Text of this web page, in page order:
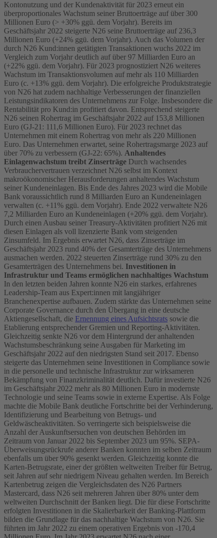
Kontonutzung und der Kundenaktivität für 2023 erneut ein
überproportionales Wachstum seiner Bruttoerträge auf über 300
Millionen Euro (> +30% ggü. dem Vorjahr). Bereits im
Geschäftsjahr 2022 steigerte N26 seine Bruttoerträge auf 236,3
Millionen Euro (+24% ggü. dem Vorjahr). Auch das Volumen der
durch N26 Kund:innen getätigten Transaktionen wuchs 2022 im
Vergleich zum Vorjahr deutlich auf über 97 Milliarden Euro an
(+22% ggü. dem Vorjahr). Für 2023 prognostiziert N26 weiteres
Wachstum im Transaktionsvolumen auf mehr als 110 Milliarden
Euro (c. +13% ggü. dem Vorjahr). Die erfolgreiche Produktstrategie
von N26 hat zudem nachhaltige Verbesserungen der finanziellen
Leistungsindikatoren des Unternehmens zur Folge. Insbesondere die
Rentabilität pro Kund:in profitiert davon. Entsprechend steigerte
N26 seinen Rohertrag im Geschäftsjahr 2022 auf 153,8 Millionen
Euro (GJ-21: 111,6 Millionen Euro). Für 2023 rechnet das
Unternehmen mit einem Rohertrag von mehr als 220 Millionen
Euro. Das Unternehmen erwartet, seine Rohertragsmarge 2023 auf
über 70% zu verbessern (GJ-22: 65%). Anhaltendes
Einlagenwachstum treibt Zinserträge Durch wachsendes
Verbrauchervertrauen verzeichnet N26 selbst im Kontext
makroökonomischer Herausforderungen anhaltendes Wachstum
seiner Kundeneinlagen. Bis Ende des Jahres 2023 wird die Mobile
Bank voraussichtlich rund 8 Milliarden Euro an Kundeneinlagen
verwalten (c. +11% ggü. dem Vorjahr). Ende 2022 verwaltete N26
7,2 Milliarden Euro an Kundeneinlagen (+20% ggü. dem Vorjahr).
Durch einen Ausbau seiner Treasury-Aktivitäten profitiert N26 mit
diesen Einlagen als voll lizenzierte Bank vom steigenden
Zinsumfeld. Im Ergebnis erwartet N26, dass Zinserträge im
Geschäftsjahr 2023 rund 40% der Gesamterträge des Unternehmens
ausmachen werden. 2022 steuerten Zinserträge rund 30% zu den
Gesamterträgen des Unternehmens bei. Investitionen in
Infrastruktur und Teams ermöglichen nachhaltiges Wachstum
In den letzten beiden Jahren konnte N26 ein starkes, erfahrenes
Leadership-Team aus Expert:innen mit langjähriger
Branchenexpertise aufbauen. Zudem stärkte das Unternehmen seine
Corporate Governance durch den Übergang in eine deutsche
Aktiengesellschaft, die Ernennung eines Aufsichtsrats sowie die
Etablierung entsprechender Gremien und Reporting-Aktivitäten.
Gleichzeitig senkte N26 vor dem Hintergrund der anhaltenden
Wachstumsbeschränkung seine Ausgaben für Marketing im
Geschäftsjahr 2022 auf den niedrigsten Stand seit 2017. Ebenso
steigerte das Unternehmen seine Investitionen in Compliance sowie
in die personelle und technische Infrastruktur zur wirksameren
Bekämpfung von Finanzkriminalität deutlich. Dafür investierte N26
im Geschäftsjahr 2022 mehr als 80 Millionen Euro in modernste
Technologie und seine Teams sowie in externe Expertise. Als Folge
machte die Mobile Bank deutliche Fortschritte bei der Verhinderung,
Identifizierung und Bearbeitung von Betrugs- und
Geldwäscheaktivitäten. So verringerte sich beispielsweise die
Anzahl der Auskunftsersuchen von deutschen Behörden im
Zeitraum von Januar 2022 bis September 2023 um 95%. SEPA-
Überweisungsrückrufe anderer Banken konnten im selben Zeitraum
ebenfalls um über 90% gesenkt werden. Gleichzeitig konnte die
Karten-Betrugsrate, einer der größten weltweiten Treiber für Betrug,
seit Jahren auf sehr niedrigem Niveau gehalten werden. Im Bereich
Kartenbetrug zeigen die Vergleichsdaten des N26 Partners
Mastercard, dass N26 seit mehreren Jahren über 80% unter dem
weltweiten Durchschnitt der Banken liegt. Die für diese Fortschritte
erfolgten Investitionen in die Skalierbarkeit der Banking-Plattform
bilden die Grundlage für das nachhaltige Wachstum von N26. Sie
führten im Jahr 2022 zu einem operativen Ergebnis von -170,4